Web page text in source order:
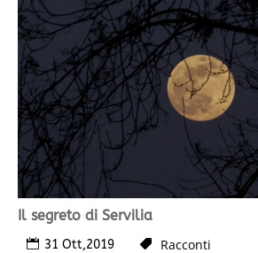
Il segreto di Servilia
31 Ott,2019 Racconti